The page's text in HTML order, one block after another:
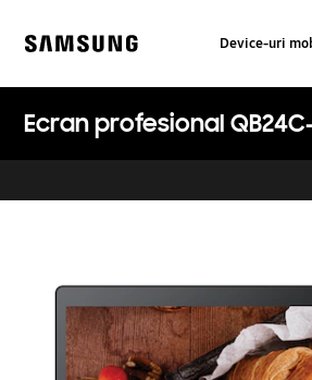
content
Device-uri
Ecran profesional QB24C-